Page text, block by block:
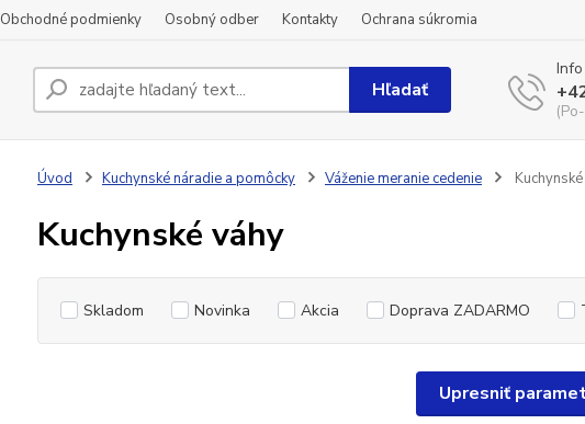
Obchodné podmienky Osobný odber Kontakty Ochrana súkromia
Hľadať
Úvod Kuchynské náradie a pomôcky Váženie meranie cedenie
Kuchynské váhy
Upresniť
Skladom Novinka Akcia Doprava ZADARMO